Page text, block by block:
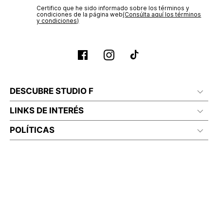
Certifico que he sido informado sobre los términos y
condiciones de la página web‎(Consúlta aquí los términos
y condiciones)
DESCUBRE STUDIO F
LINKS DE INTERÉS
POLÍTICAS